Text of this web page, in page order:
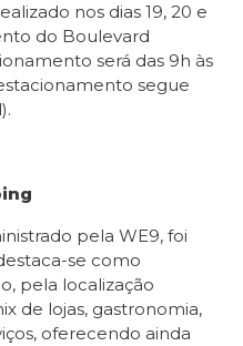
nos dias 19, 20 e
do Boulevard
será das 9h às
segue
pela WE9, foi
se como
pela localização
de lojas, gastronomia,
oferecendo ainda